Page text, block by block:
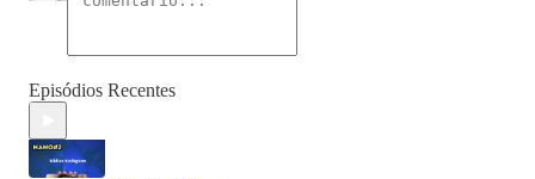
Episódios Recentes